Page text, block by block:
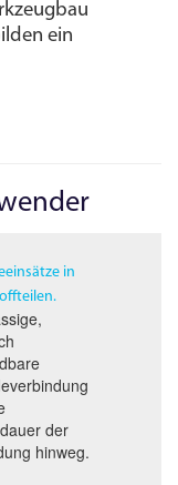
ein
in
der
hinweg.